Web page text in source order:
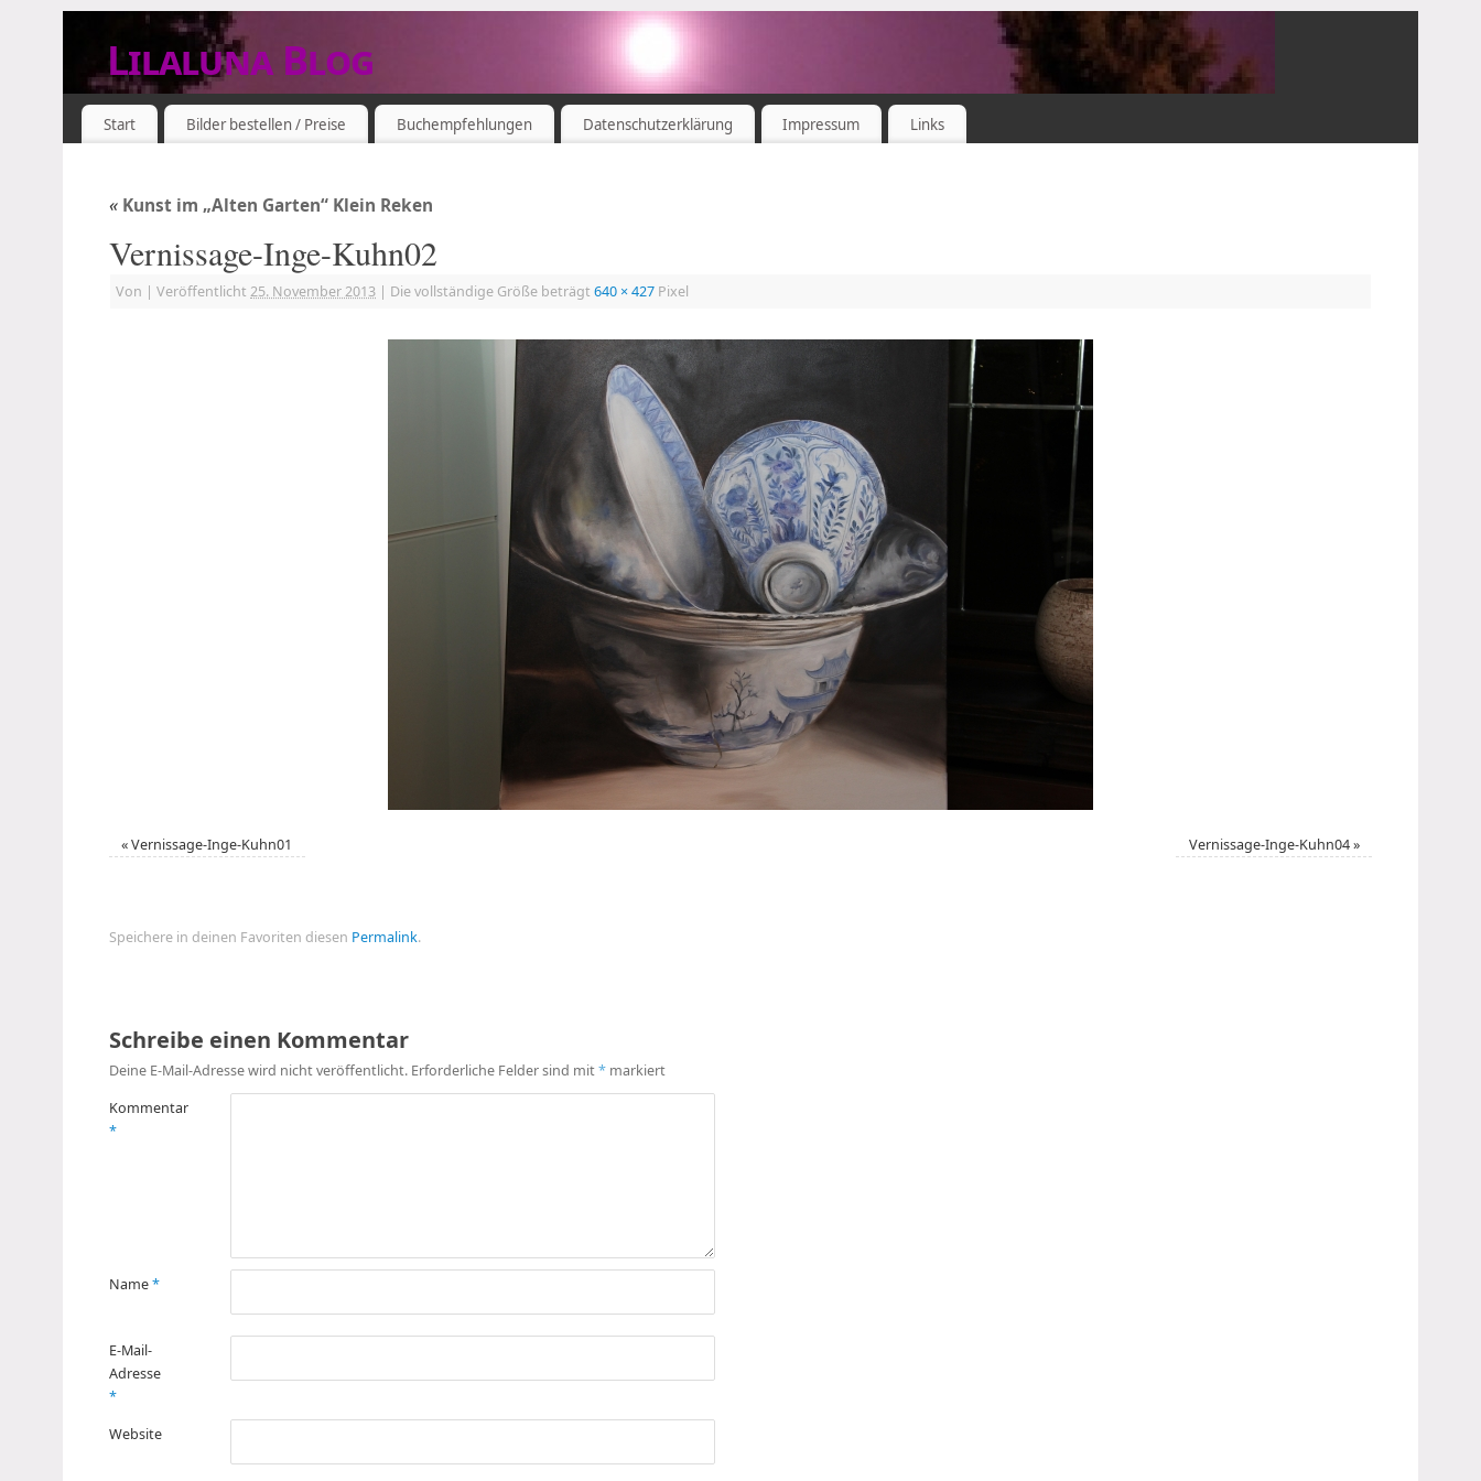
Lilaluna Blog
DAS JETZT IST SCHON VERGANGENHEIT
Start Bilder bestellen / Preise Buchempfehlungen Datenschutzerklärung Impressum Links
« Kunst im „Alten Garten“ Klein Reken
Vernissage-Inge-Kuhn02
Von | Veröffentlicht 25. November 2013 | Die vollständige Größe beträgt 640 × 427 Pixel
«Vernissage-Inge-Kuhn01 Vernissage-Inge-Kuhn04»
Speichere in deinen Favoriten diesen Permalink.
Schreibe einen Kommentar
Deine E-Mail-Adresse wird nicht veröffentlicht. Erforderliche Felder sind mit* markiert
Kommentar
*
Name*
E-Mail-
Adresse
*
Website